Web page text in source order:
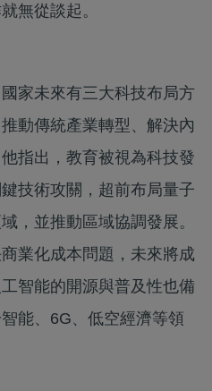
無從談起。
家未來有三大科技布局方
動傳統產業轉型、解決內
指出，教育被視為科技發
技術攻關，超前布局量子
，並推動區域協調發展。
業化成本問題，未來將成
智能的開源與普及性也備
能、6G、低空經濟等領